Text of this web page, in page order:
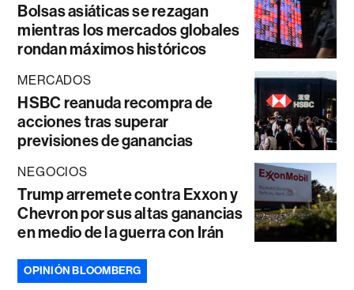
Bolsas asiáticas se rezagan
mientras los mercados globales
rondan máximos históricos
MERCADOS
HSBC reanuda recompra de
acciones tras superar
previsiones de ganancias
NEGOCIOS
Trump arremete contra Exxon y
Chevron por sus altas ganancias
en medio de la guerra con Irán
OPINIÓN BLOOMBERG